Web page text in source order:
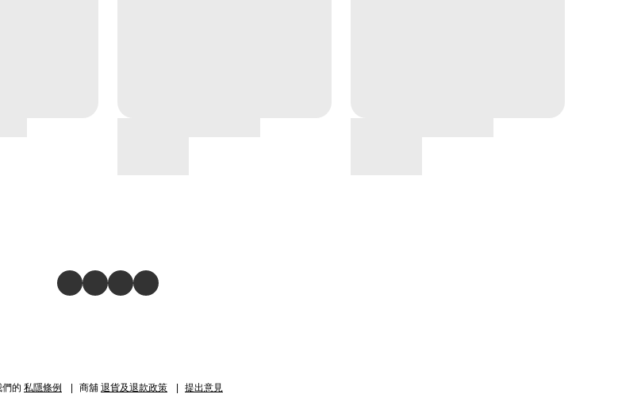
們的 私隱條例 商舖 退貨及退款政策 提出意見